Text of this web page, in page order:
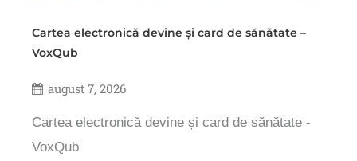
Cartea electronică devine și card de sănătate –
VoxQub
august 7, 2026
Cartea electronică devine și card de sănătate -
VoxQub